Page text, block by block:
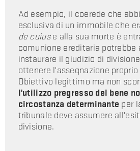
Ad esempio, il coerede che
esclusiva di un immobile che
de cuiuse alla sua morte è
comunione ereditaria potrebbe
instaurare il giudizio di
ottenere l'assegnazione
Obiettivo legittimo ma non
l'utilizzo pregresso del bene
circostanza determinante per
tribunale deve assumere
divisione.